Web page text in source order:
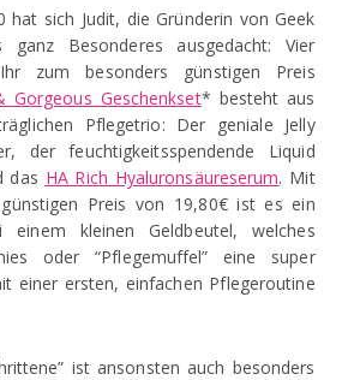
hat sich Judit, die Gründerin von Geek
Besonderes ausgedacht: Vier
zum besonders günstigen Preis
Gorgeous Geschenkset* besteht aus
Pflegetrio: Der geniale Jelly
der feuchtigkeitsspendende Liquid
das HA Rich Hyaluronsäureserum. Mit
Preis von 19,80€ ist es ein
einem kleinen Geldbeutel, welches
oder “Pflegemuffel” eine super
einer ersten, einfachen Pflegeroutine
ist ansonsten auch besonders